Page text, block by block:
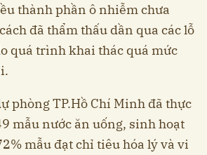
thành phần ô nhiễm chưa
đã thẩm thấu dần qua các lỗ
quá trình khai thác quá mức
phòng TP.Hồ Chí Minh đã thực
mẫu nước ăn uống, sinh hoạt
mẫu đạt chỉ tiêu hóa lý và vi